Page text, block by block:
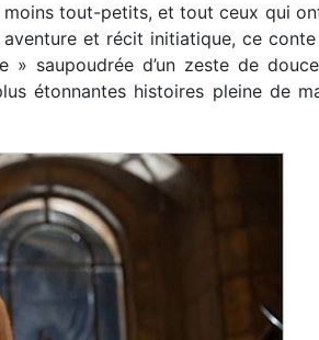
tout-petits, et tout ceux qui
aventure et récit initiatique, ce
» saupoudrée d’un zeste de
étonnantes histoires pleine de